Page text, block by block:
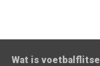
Wat is